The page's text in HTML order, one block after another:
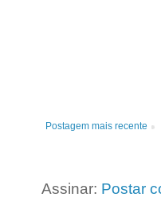
Postagem mais recente
Assinar: Postar